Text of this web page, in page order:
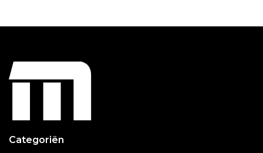
Categoriën